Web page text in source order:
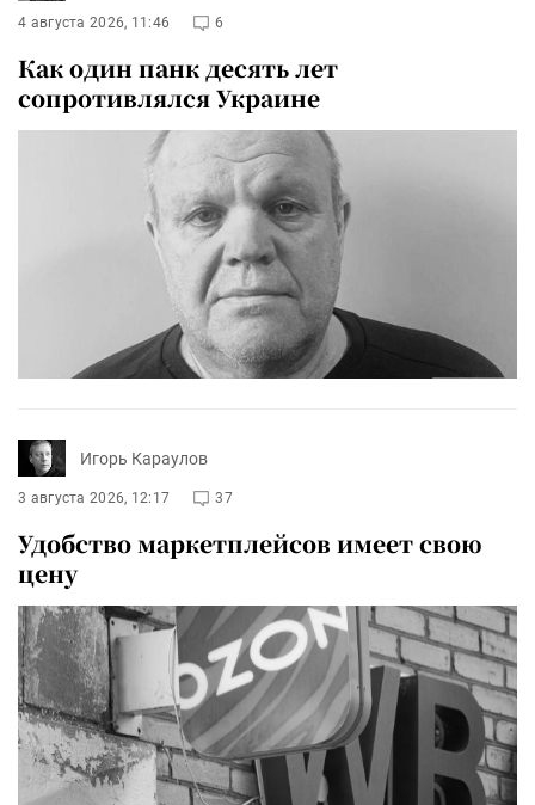
4 августа 2026, 11:46 6
Как один панк десять лет
сопротивлялся Украине
Игорь Караулов
3 августа 2026, 12:17 37
Удобство маркетплейсов имеет свою
цену